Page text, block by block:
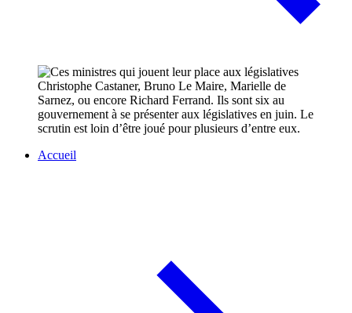
Christophe Castaner, Bruno Le Maire, Marielle de
Sarnez, ou encore Richard Ferrand. Ils sont six au
gouvernement à se présenter aux législatives en juin. Le
scrutin est loin d’être joué pour plusieurs d’entre eux.
Accueil